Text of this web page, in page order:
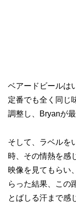
ベアードビールは
定番でも全く同じ
調整し、Bryanが
そして、ラベルを
時、その情熱を感
映像を見てもらい
らった結果、この
とばしる汗まで感